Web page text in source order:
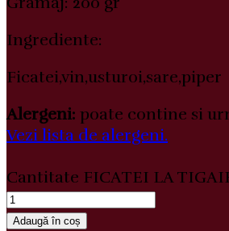
Ingrediente:
Ficatei,vin,usturoi,sare,piper
Alergeni: poate contine si
Vezi lista de alergeni.
Cantitate FICATEI LA
Adaugă în coș